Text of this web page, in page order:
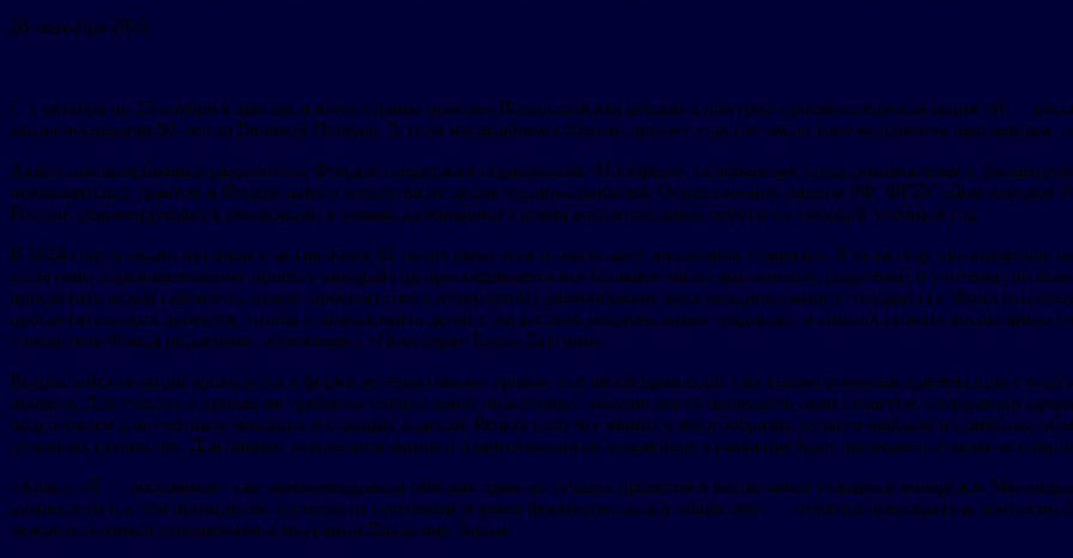
26 сентября 2025
С 1 октября по 15 ноября в школах и вузах страны пройдет Всероссийская детская культурно-просветительская акция «Я —
акция посвящена 80-летию Великой Победы. В этом масштабном событии примут участие около трех миллионов школьников,
Акция инициирована и разработана Фондом поддержки образования «Ноосфера», основанным предпринимателем и
президентских грантов и Федерального агентства по делам национальностей, Общественной палаты РФ, ФГБУ «Дом народов
России, рекомендуемых к реализации в рамках календарного плана воспитательной работы на текущий учебный год.
В 2024 году в акции приняли участие более 62 тысяч педагогов и около двух миллионов учащихся. В этом году
культурно-образовательному проекту каждый год присоединяется все большее число школьников, родителей и учителей по
просветительской ценности, живое любопытство к культурному разнообразию многонационального государства. Фонд
просветительских проектов, чтобы и познакомить детей с богатством национальных традиций, и способствовать
учредитель Фонда поддержки образования «Ноосфера» Елена Батурина.
Всероссийская акция проводится в форме интерактивных уроков, все необходимое для них (анимированная презентация с
проекта. Для участия в уроках не требуется специальной подготовки, занятие могут проводить сами педагоги, сотрудники
подготовлен для учеников младших и старших классов. Ребята получат знания о многообразии культур народов и понятиях,
духовных ценностях. Для оценки результатов акции и планирования ее дальнейшего развития будет проведено отдельное
«Акция «Я — россиянин» уже зарекомендовала себя как один из лучших проектов в воспитании учащейся молодёжи. Мы
духовности и к тем принципам, которые на протяжении веков формировались в обществе», — отметил председатель
межрелигиозным отношениям и миграции Владимир Зорин.